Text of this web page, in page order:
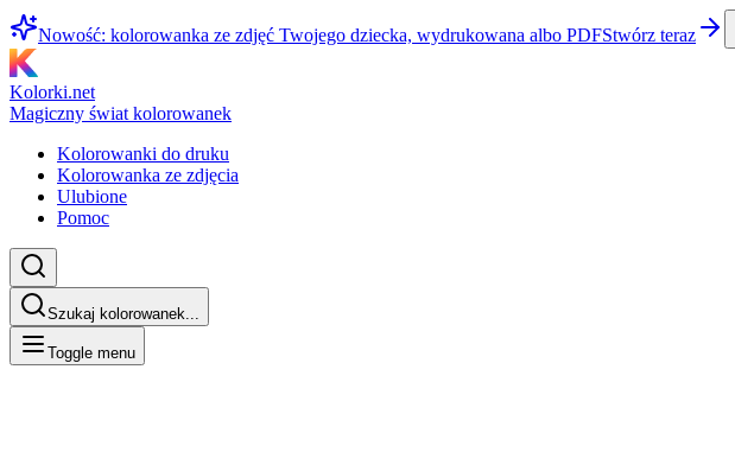
Nowość: kolorowanka ze zdjęć Twojego dziecka, wydrukowana albo PDFStwórz teraz
Kolorki.net
Magiczny świat kolorowanek
Kolorowanki do druku
Kolorowanka ze zdjęcia
Ulubione
Pomoc
Szukaj kolorowanek...
Toggle menu